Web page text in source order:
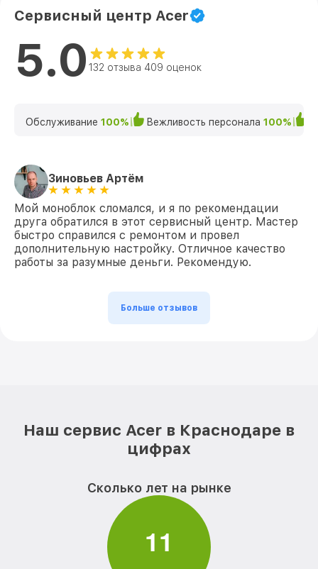
Сервисный центр Acer
5.0 132 отзыва 409 оценок
Обслуживание 100% Вежливость персонала 100%
Зиновьев Артём
Мой моноблок сломался, и я по рекомендации
друга обратился в этот сервисный центр. Мастер
быстро справился с ремонтом и провел
дополнительную настройку. Отличное качество
работы за разумные деньги. Рекомендую.
Больше отзывов
Наш сервис Acer в Краснодаре в
цифрах
Сколько лет на рынке
11